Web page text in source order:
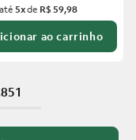
5xde R$ 59,98
ao carrinho